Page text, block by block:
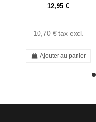
12,95 €
10,70 € tax excl.
Ajouter au panier